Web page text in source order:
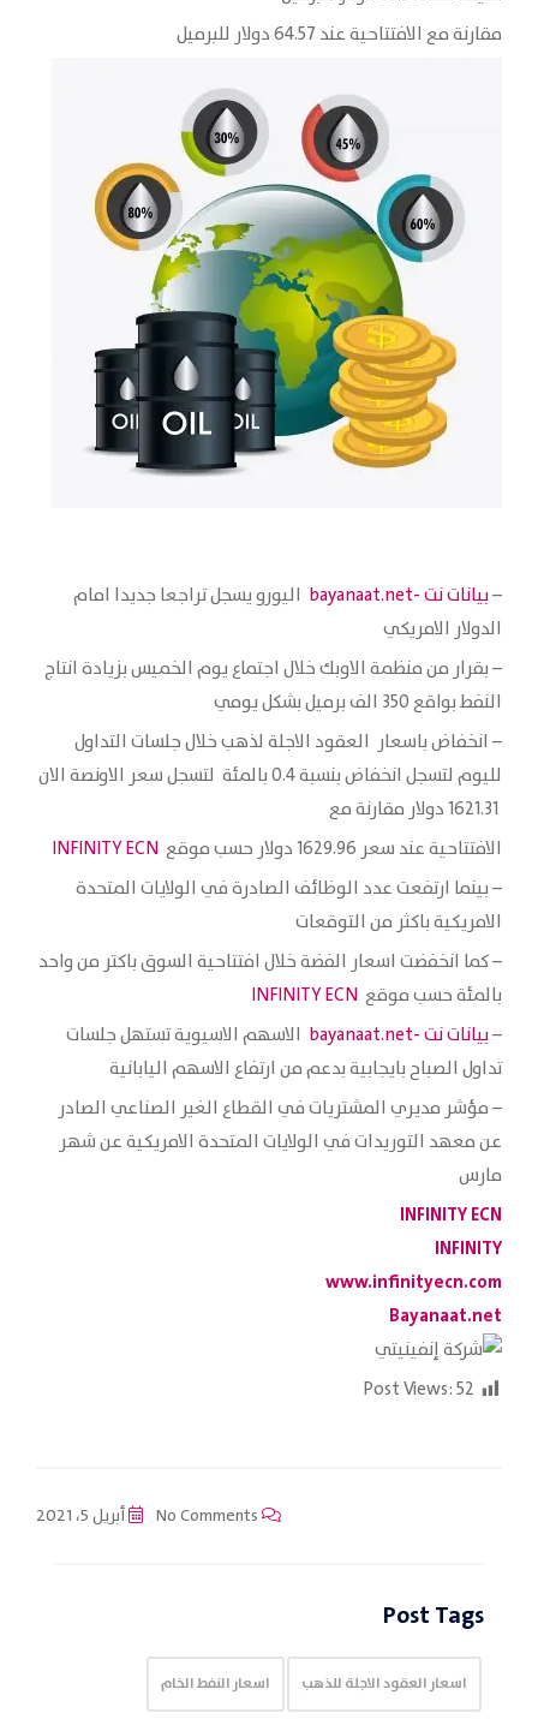
مقارنة مع الافتتاحية عند 64.57 دولار للبرميل
–بيانات نت -bayanaat.net
اليورو يسجل تراجعا جديدا امام
الدولار الامريكي
– بقرار من منظمة الاوبك خلال اجتماع يوم الخميس بزيادة انتاج
النفط بواقع 350 الف برميل بشكل يومي
– انخفاض باسعار العقود الاجلة لذهب خلال جلسات التداول
لليوم لتسجل انخفاض بنسبة 0.4 بالمئة لتسجل سعر الاونصة الان
الافتتاحية عند سعر 1629.96 دولار حسب موقع
INFINITY ECN
– بينما ارتفعت عدد الوظائف الصادرة في الولايات المتحدة
الامريكية باكثر من التوقعات
– كما انخفضت اسعار الفضة خلال افتتاحية السوق باكتر من واحد
بالمئة حسب موقع INFINITY ECN
–بيانات نت -bayanaat.net
الاسهم الاسيوية تستهل جلسات
تداول الصباح بايجابية بدعم من ارتفاع الاسهم اليابانية
– مؤشر مديري المشتريات في القطاع الغير الصناعي الصادر
عن معهد التوريدات في الولايات المتحدة الامريكية عن شهر
مارس
INFINITY ECN
INFINITY
www.infinityecn.com
Bayanaat.net
Post Views:52
أبريل 5، 2021
Post Tags
اسعار العقود الاجلة للذهب اسعار النفط الخام